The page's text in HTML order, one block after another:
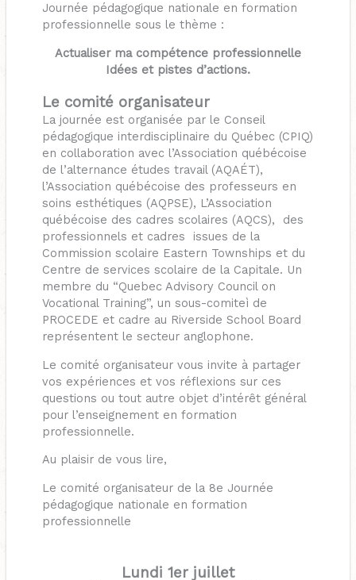
Journée pédagogique nationale en formation
professionnelle sous le thème :
Actualiser ma compétence professionnelle
Idées et pistes d’actions.
Le comité organisateur
La journée est organisée par le Conseil
pédagogique interdisciplinaire du Québec (CPIQ)
en collaboration avec l’Association québécoise
de l’alternance études travail (AQAÉT),
l’Association québécoise des professeurs en
soins esthétiques (AQPSE), L’Association
québécoise des cadres scolaires (AQCS), des
professionnels et cadres issues de la
Commission scolaire Eastern Townships et du
Centre de services scolaire de la Capitale. Un
membre du “Quebec Advisory Council on
Vocational Training”, un sous-comiteì de
PROCEDE et cadre au Riverside School Board
représentent le secteur anglophone.
Le comité organisateur vous invite à partager
vos expériences et vos réflexions sur ces
questions ou tout autre objet d’intérêt général
pour l’enseignement en formation
professionnelle.
Au plaisir de vous lire,
Le comité organisateur de la 8e Journée
pédagogique nationale en formation
professionnelle
Lundi 1er juillet